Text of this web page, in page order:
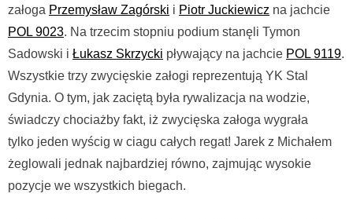
załoga Przemysław Zagórski i Piotr Juckiewicz na jachcie
POL 9023. Na trzecim stopniu podium stanęli Tymon
Sadowski i Łukasz Skrzycki pływający na jachcie POL 9119.
Wszystkie trzy zwycięskie załogi reprezentują YK Stal
Gdynia. O tym, jak zaciętą była rywalizacja na wodzie,
świadczy chociażby fakt, iż zwycięska załoga wygrała
tylko jeden wyścig w ciagu całych regat! Jarek z Michałem
żeglowali jednak najbardziej równo, zajmując wysokie
pozycje we wszystkich biegach.